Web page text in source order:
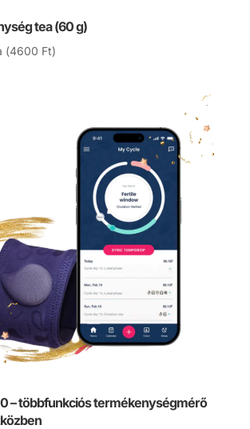
tea (60 g)
(4600 Ft)
– többfunkciós termékenységmérő